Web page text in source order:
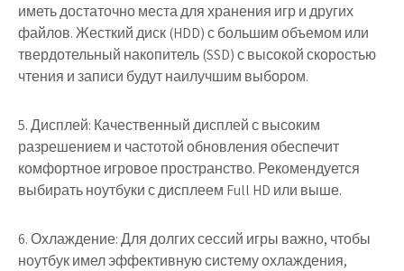
иметь достаточно места для хранения игр и других
файлов. Жесткий диск (HDD) с большим объемом или
твердотельный накопитель (SSD) с высокой скоростью
чтения и записи будут наилучшим выбором.
5. Дисплей: Качественный дисплей с высоким
разрешением и частотой обновления обеспечит
комфортное игровое пространство. Рекомендуется
выбирать ноутбуки с дисплеем Full HD или выше.
6. Охлаждение: Для долгих сессий игры важно, чтобы
ноутбук имел эффективную систему охлаждения,